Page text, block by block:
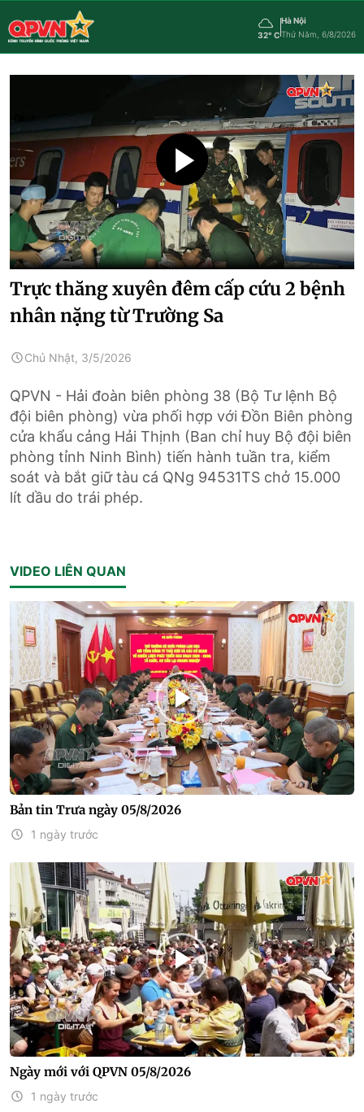
32° C
Hà Nội
Thứ Năm, 6/8/2026
Trực thăng xuyên đêm cấp cứu 2 bệnh
nhân nặng từ Trường Sa
Chủ Nhật, 3/5/2026
QPVN - Hải đoàn biên phòng 38 (Bộ Tư lệnh Bộ
đội biên phòng) vừa phối hợp với Đồn Biên phòng
cửa khẩu cảng Hải Thịnh (Ban chỉ huy Bộ đội biên
phòng tỉnh Ninh Bình) tiến hành tuần tra, kiểm
soát và bắt giữ tàu cá QNg 94531TS chở 15.000
lít dầu do trái phép.
VIDEO LIÊN QUAN
Bản tin Trưa ngày 05/8/2026
1 ngày trước
Ngày mới với QPVN 05/8/2026
1 ngày trước